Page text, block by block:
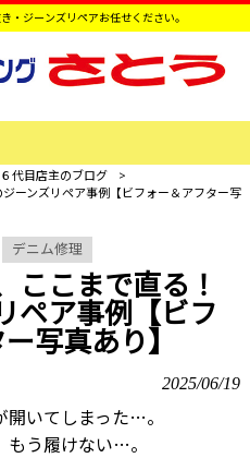
・ジーンズリペアお任せください。
６代目店主のブログ
>
ーンズリペア事例【ビフォー＆アフター写
デニム修理
ここまで直る！
ペア事例【ビフ
写真あり】
2025/06/19
開いてしまった…。
もう履けない…。